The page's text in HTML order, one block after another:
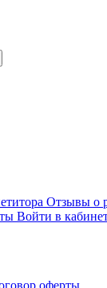
Отзывы о
Войти в
оферты